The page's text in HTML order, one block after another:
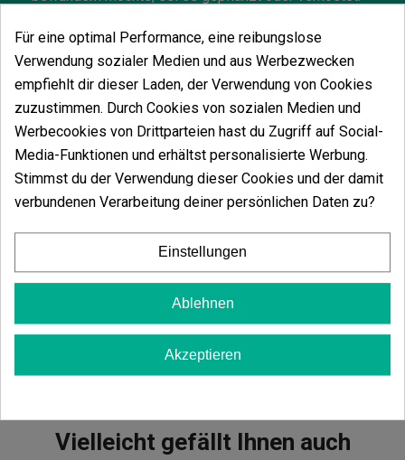
sehr klebrige und glänzende Harzschicht
Lassen Sie sich von den Aromen, die
Txomango bietet, überraschen
Von unglaublich süßen Aromenfür eine Sativa,
denn ihre indica-Gene haben diese Erinnerung an
Wildfrüchte und hausgemachte Marmelade
hinterlassen. Mit euphorisierender und klarer Wirkung
wird Txomango dank derwesentlichen
Bedingungen, um ein Champion zu sein
Anbaubereich zu deinen Favoriten gehören.
Blüte:55-65 Tage in Innenräumen. Anfang oder
Mitte Oktober im Freien.
Freien.
Vielleicht gefällt Ihnen auch
Für eine optimal Performance, eine reibungslose
Verwendung sozialer Medien und aus Werbezwecken
empfiehlt dir dieser Laden, der Verwendung von Cookies
zuzustimmen. Durch Cookies von sozialen Medien und
Werbecookies von Drittparteien hast du Zugriff auf Social-
Media-Funktionen und erhältst personalisierte Werbung.
Stimmst du der Verwendung dieser Cookies und der damit
verbundenen Verarbeitung deiner persönlichen Daten zu?
Einstellungen
Ablehnen
Akzeptieren